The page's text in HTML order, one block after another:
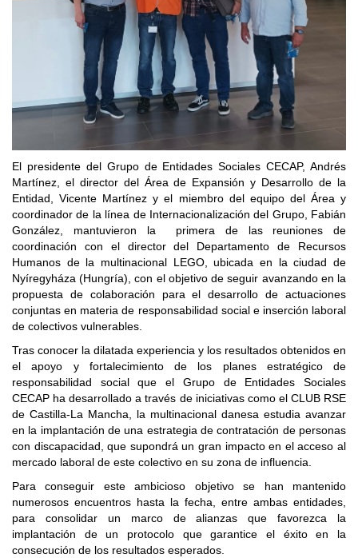
El presidente del Grupo de Entidades Sociales CECAP, Andrés
Martínez, el director del Área de Expansión y Desarrollo de la
Entidad, Vicente Martínez y el miembro del equipo del Área y
coordinador de la línea de Internacionalización del Grupo, Fabián
González, mantuvieron la primera de las reuniones de
coordinación con el director del Departamento de Recursos
Humanos de la multinacional LEGO, ubicada en la ciudad de
Nyíregyháza (Hungría), con el objetivo de seguir avanzando en la
propuesta de colaboración para el desarrollo de actuaciones
conjuntas en materia de responsabilidad social e inserción laboral
de colectivos vulnerables.
Tras conocer la dilatada experiencia y los resultados obtenidos en
el apoyo y fortalecimiento de los planes estratégico de
responsabilidad social que el Grupo de Entidades Sociales
CECAP ha desarrollado a través de iniciativas como el CLUB RSE
de Castilla-La Mancha, la multinacional danesa estudia avanzar
en la implantación de una estrategia de contratación de personas
con discapacidad, que supondrá un gran impacto en el acceso al
mercado laboral de este colectivo en su zona de influencia.
Para conseguir este ambicioso objetivo se han mantenido
numerosos encuentros hasta la fecha, entre ambas entidades,
para consolidar un marco de alianzas que favorezca la
implantación de un protocolo que garantice el éxito en la
consecución de los resultados esperados.